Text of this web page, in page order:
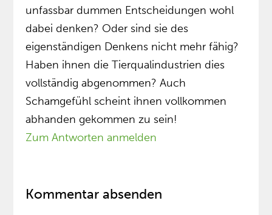
unfassbar dummen Entscheidungen wohl
dabei denken? Oder sind sie des
eigenständigen Denkens nicht mehr fähig?
Haben ihnen die Tierqualindustrien dies
vollständig abgenommen? Auch
Schamgefühl scheint ihnen vollkommen
abhanden gekommen zu sein!
Zum Antworten anmelden
Kommentar absenden